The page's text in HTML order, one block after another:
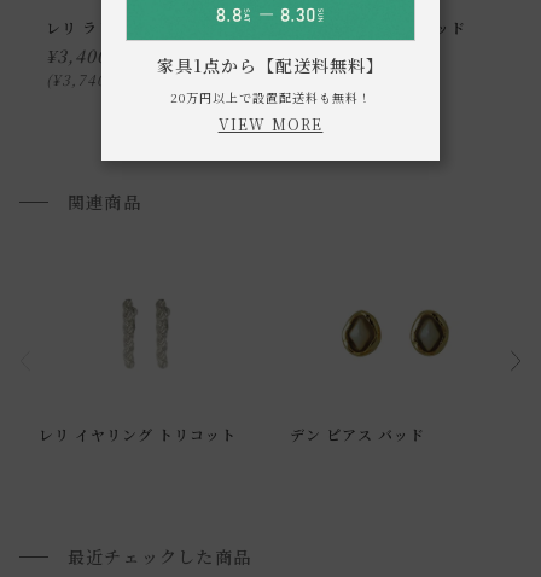
通常配送の場合、お品物は玄関前での引渡しとなります。
■ご不明な点やご希望がございましたら、お気軽にお問い合
レリ ラリエット
¥3,400
¥3,740
デン ネックレス バッド
¥3,200
¥ 3,520 税込
関連商品
レリ イヤリング トリコット デン ピアス バッド
最近チェックした商品
家具1点から【配送料無料】
20万円以上で設置配送料も無料！
VIEW MORE